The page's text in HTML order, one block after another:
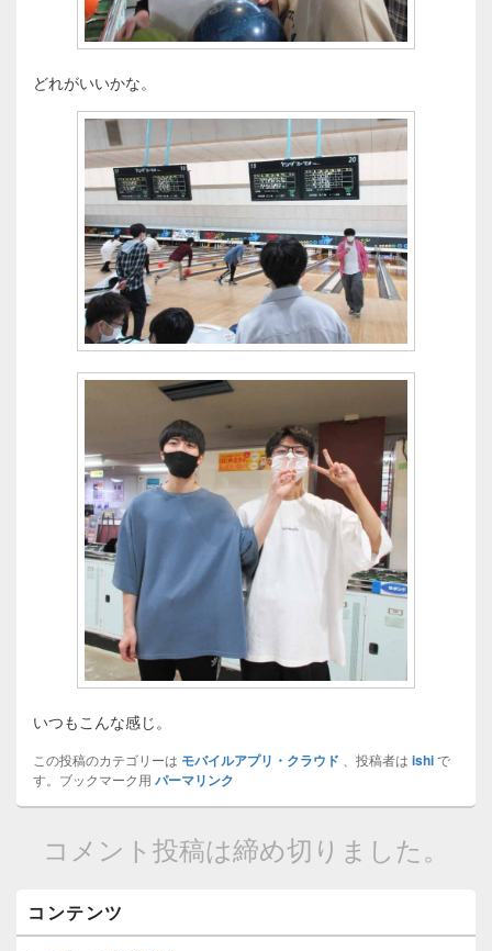
どれがいいかな。
いつもこんな感じ。
この投稿のカテゴリーは モバイルアプリ・クラウド 、投稿者は ishiで
す。ブックマーク用 パーマリンク
コメント投稿は締め切りました。
Sidebar
コンテンツ